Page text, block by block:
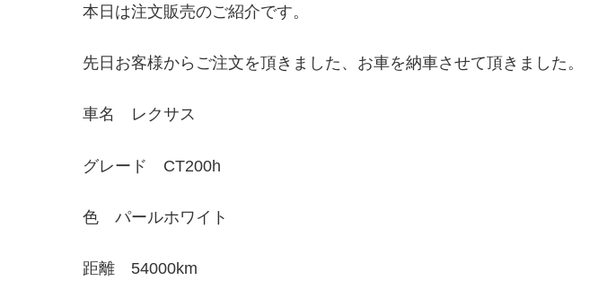
本日は注文販売のご紹介です。
先日お客様からご注文を頂きました、お車を納車させて頂きました。
車名 レクサス
グレード CT200h
色 パールホワイト
距離 54000km